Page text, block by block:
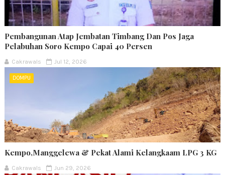
Pembangunan Atap Jembatan Timbang Dan Pos Jaga
Pelabuhan Soro Kempo Capai 40 Persen
Cakrawals Jul 12, 2026
DOMPU
Kempo,Manggelewa & Pekat Alami Kelangkaam LPG 3 KG
Cakrawals Jun 29, 2026